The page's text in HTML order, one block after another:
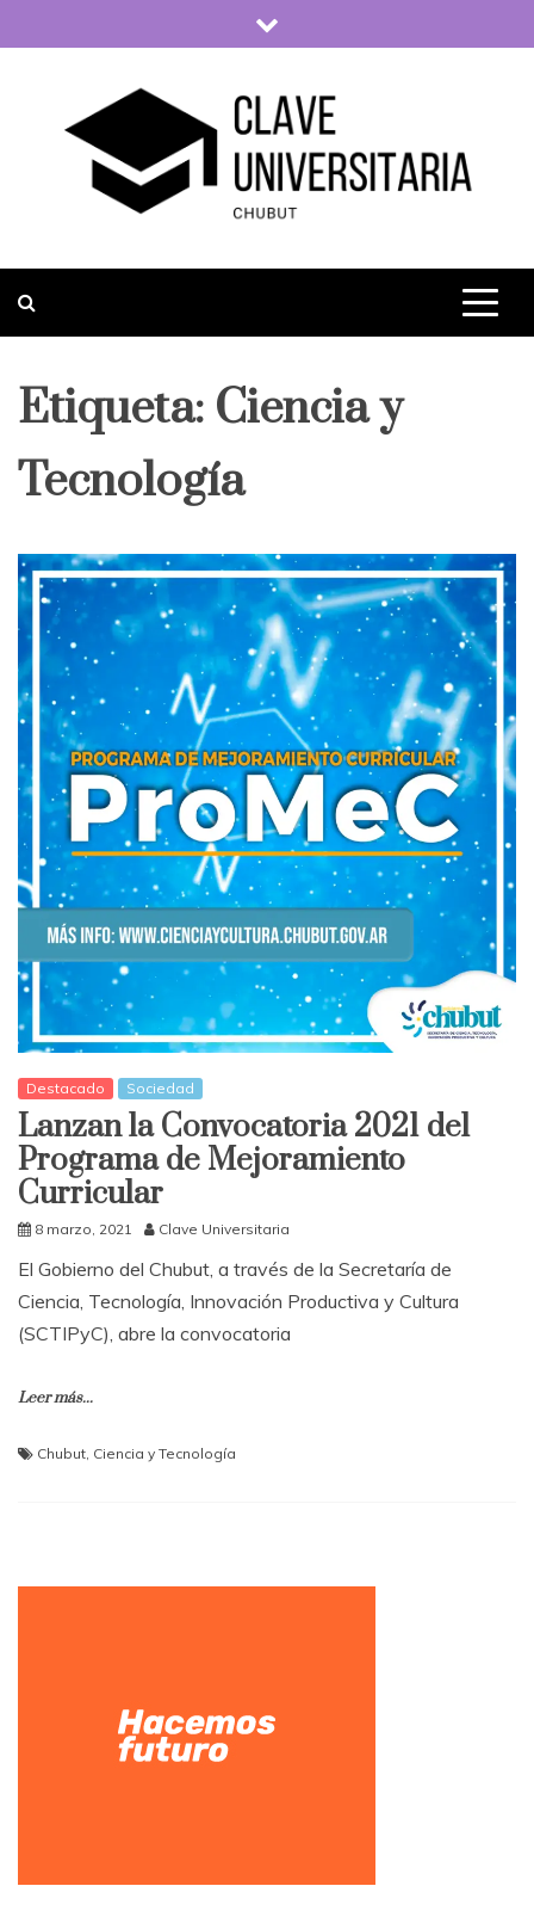
to
Clave Universitaria
Etiqueta: Ciencia y
Tecnología
Destacado Sociedad
Lanzan la Convocatoria 2021 del
Programa de Mejoramiento
Curricular
8 marzo, 2021 Clave Universitaria
El Gobierno del Chubut, a través de la Secretaría de
Ciencia, Tecnología, Innovación Productiva y Cultura
(SCTIPyC), abre la convocatoria
Leer más...
Chubut Ciencia y Tecnología